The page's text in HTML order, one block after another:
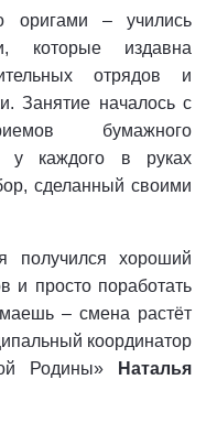
оригами – учились
которые издавна
отрядов и
Занятие началось с
бумажного
у каждого в руках
сделанный своими
получился хороший
и просто поработать
– смена растёт
координатор
Родины»Наталья